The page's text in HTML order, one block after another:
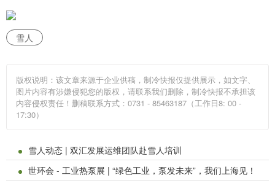
雪人
版权说明：该文章来源于企业供稿，制冷快报仅提供展示，如文字、
图片内容有涉嫌侵犯您的版权，请联系我们删除，制冷快报不承担该
内容侵权责任！删稿联系方式：0731 - 85463187（工作日8: 00 -
17:30）
雪人动态 | 双汇发展运维团队赴雪人培训
世环会 - 工业热泵展 | “绿色工业，泵发未来”，我们上海见！